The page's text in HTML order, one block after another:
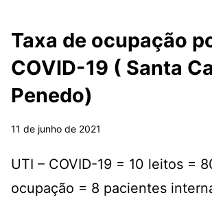
Taxa de ocupação
COVID-19 ( Santa
Penedo)
11 de junho de 2021
UTI – COVID-19 = 10 leitos =
ocupação = 8 pacientes